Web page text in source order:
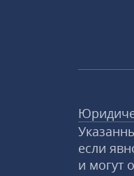
если
и могут